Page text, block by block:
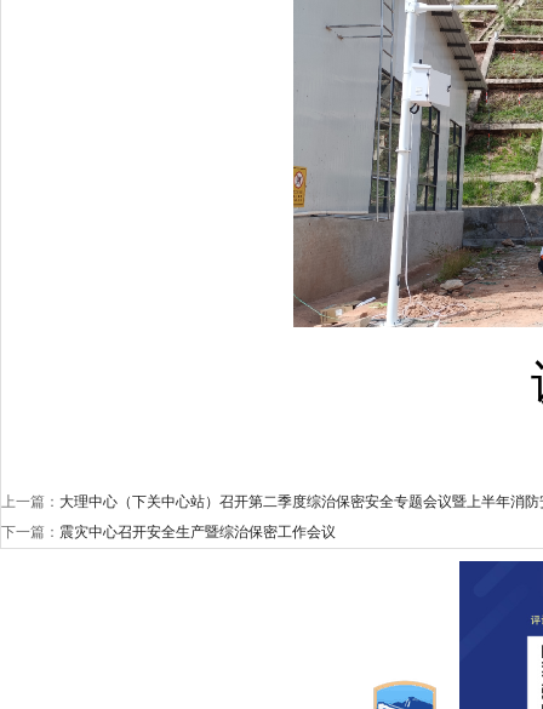
上一篇： 大理中心（下关中心站）召开第二季度综治保密安全专题会议暨上半年消
下一篇： 震灾中心召开安全生产暨综治保密工作会议